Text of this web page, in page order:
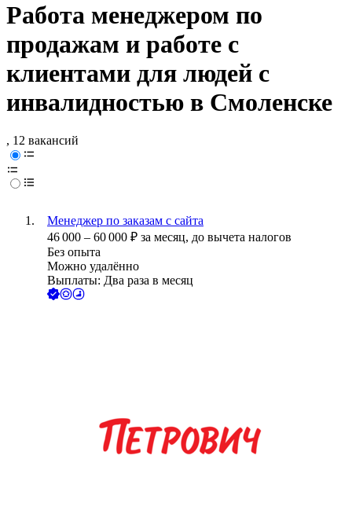
Работа менеджером по
продажам и работе с
клиентами для людей с
инвалидностью в Смоленске
, 12 вакансий
Менеджер по заказам с сайта
46 000 – 60 000 ₽ за месяц, до вычета налогов
Без опыта
Можно удалённо
Выплаты: Два раза в месяц